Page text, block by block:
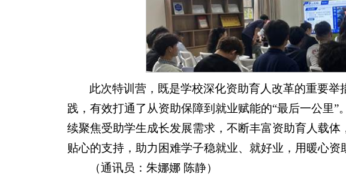
此次特训营，既是学校深化资助育人改革的重要
践，有效打通了从资助保障到就业赋能的“最后一公里
续聚焦受助学生成长发展需求，不断丰富资助育人载
贴心的支持，助力困难学子稳就业、就好业，用暖心资
（通讯员：朱娜娜 陈静）